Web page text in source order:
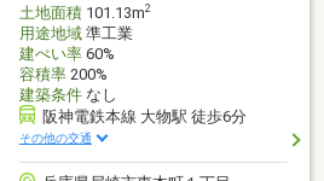
土地面積101.13m2
用途地域準工業
建ぺい率60%
容積率200%
建築条件なし
阪神電鉄本線 大物駅 徒歩6分
その他の交通